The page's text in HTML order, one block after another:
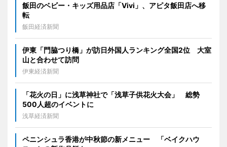
飯田のベビー・キッズ用品店「Vivi」、アピタ飯田店へ移
転
飯田経済新聞
伊東「門脇つり橋」が訪日外国人ランキング全国2位 大室
山と合わせて訪問
伊東経済新聞
「花火の日」に浅草神社で「浅草子供花火大会」 総勢
500人超のイベントに
浅草経済新聞
ペニンシュラ香港が中秋節の新メニュー 「ベイクハウ